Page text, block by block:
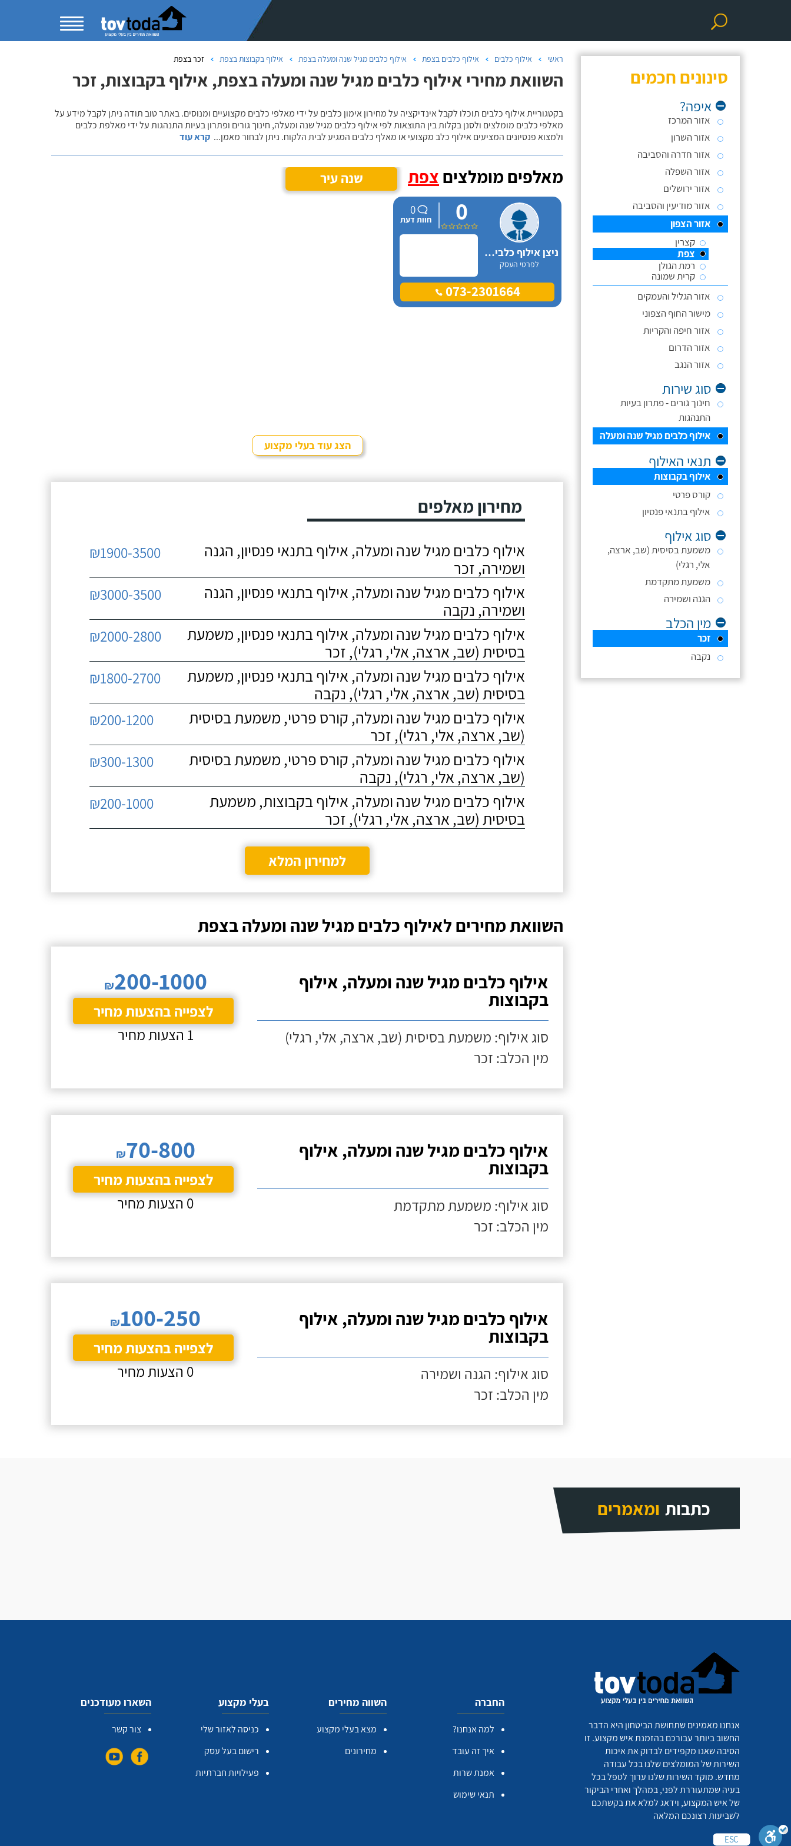
סינונים חכמים
איפה?
אזור המרכז
אזור השרון
אזור חדרה והסביבה
אזור השפלה
אזור ירושלים
אזור מודיעין והסביבה
אזור הצפון
קצרין
צפת
רמת הגולן
קרית שמונה
אזור הגליל והעמקים
מישור החוף הצפוני
אזור חיפה והקריות
אזור הדרום
אזור הנגב
סוג שירות
חינוך גורים - פתרון בעיות
התנהגות
אילוף כלבים מגיל שנה ומעלה
תנאי האילוף
אילוף בקבוצות
קורס פרטי
אילוף בתנאי פנסיון
סוג אילוף
משמעת בסיסית (שב, ארצה,
אלי, רגלי)
משמעת מתקדמת
הגנה ושמירה
מין הכלב
זכר
נקבה
ראשי אילוף כלבים אילוף כלבים בצפת אילוף כלבים מגיל שנה ומעלה בצפת אילוף בקבוצות בצפת זכר בצפת
השוואת מחירי אילוף כלבים מגיל שנה ומעלה בצפת, אילוף בקבוצות, זכר
בקטגוריית אילוף כלבים תוכלו לקבל אינדיקציה על מחירון אימון כלבים על ידי מאלפי כלבים מקצועיים ומנוסים. באתר טוב תודה ניתן לקבל מידע על
מאלפי כלבים מומלצים ולסנן בקלות בין התוצאות לפי אילוף כלבים מגיל שנה ומעלה, חינוך גורים ופתרון בעיות התנהגות על ידי מאלפת כלבים
ולמצוא פנסיונים המציעים אילוף כלב מקצועי או מאלף כלבים המגיע לבית הלקוח. ניתן לבחור מאמן... קרא עוד
מאלפים מומלצים צפת שנה עיר
ניצן אילוף כלבים על הכנרת
לפרטי העסק
0
0
חוות דעת
073-2301664
הצג עוד בעלי מקצוע
מחירון מאלפים
אילוף כלבים מגיל שנה ומעלה, אילוף בתנאי פנסיון, הגנה
ושמירה, זכר
₪1900-3500
אילוף כלבים מגיל שנה ומעלה, אילוף בתנאי פנסיון, הגנה
ושמירה, נקבה
₪3000-3500
אילוף כלבים מגיל שנה ומעלה, אילוף בתנאי פנסיון, משמעת
בסיסית (שב, ארצה, אלי, רגלי), זכר
₪2000-2800
אילוף כלבים מגיל שנה ומעלה, אילוף בתנאי פנסיון, משמעת
בסיסית (שב, ארצה, אלי, רגלי), נקבה
₪1800-2700
אילוף כלבים מגיל שנה ומעלה, קורס פרטי, משמעת בסיסית
(שב, ארצה, אלי, רגלי), זכר
₪200-1200
אילוף כלבים מגיל שנה ומעלה, קורס פרטי, משמעת בסיסית
(שב, ארצה, אלי, רגלי), נקבה
₪300-1300
אילוף כלבים מגיל שנה ומעלה, אילוף בקבוצות, משמעת
בסיסית (שב, ארצה, אלי, רגלי), זכר
₪200-1000
למחירון המלא
השוואת מחירים לאילוף כלבים מגיל שנה ומעלה בצפת
אילוף כלבים מגיל שנה ומעלה, אילוף
בקבוצות
סוג אילוף: משמעת בסיסית (שב, ארצה, אלי, רגלי)
מין הכלב: זכר
₪200-1000
לצפייה בהצעות מחיר
1 הצעות מחיר
אילוף כלבים מגיל שנה ומעלה, אילוף
בקבוצות
סוג אילוף: משמעת מתקדמת
מין הכלב: זכר
₪70-800
לצפייה בהצעות מחיר
0 הצעות מחיר
אילוף כלבים מגיל שנה ומעלה, אילוף
בקבוצות
סוג אילוף: הגנה ושמירה
מין הכלב: זכר
₪100-250
לצפייה בהצעות מחיר
0 הצעות מחיר
כתבות ומאמרים
אנחנו מאמינים שתחושת הביטחון היא הדבר
החשוב ביותר עבורכם בהזמנת איש מקצוע. זו
הסיבה שאנו מקפידים לבדוק את איכות
השירות של המומלצים שלנו בכל עבודה
מחדש. מוקד השירות שלנו ערוך לטפל בכל
בעיה שמתעוררת לפני, במהלך ואחרי הביקור
של איש המקצוע, וידאג למלא את בקשתכם
לשביעות רצונכם המלאה
החברה
למה אנחנו?
איך זה עובד
אמנת שרות
תנאי שימוש
השווה מחירים
מצא בעלי מקצוע
מחירונים
בעלי מקצוע
כניסה לאזור שלי
רישום בעל עסק
פעילויות חברתיות
השארו מעודכנים
צור קשר
ESC